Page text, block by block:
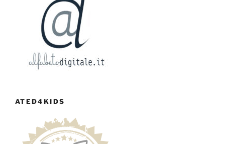
ATED4KIDS